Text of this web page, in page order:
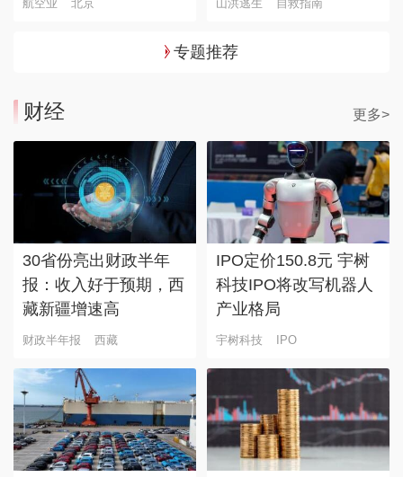
航空业 北京 山洪逃生 自救指南
专题推荐
财经 更多>
30省份亮出财政半年
报：收入好于预期，西
藏新疆增速高
财政半年报 西藏
IPO定价150.8元 宇树
科技IPO将改写机器人
产业格局
宇树科技 IPO